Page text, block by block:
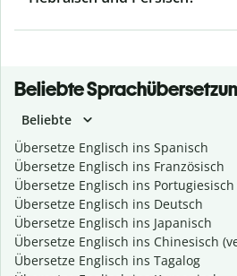
Beliebte
Beliebte
Übersetze Englisch ins Spanisch
Übersetze Englisch ins Französisch
Übersetze Englisch ins
Übersetze Englisch ins Deutsch
Übersetze Englisch ins Japanisch
Übersetze Englisch ins Chinesisch
Übersetze Englisch ins Tagalog